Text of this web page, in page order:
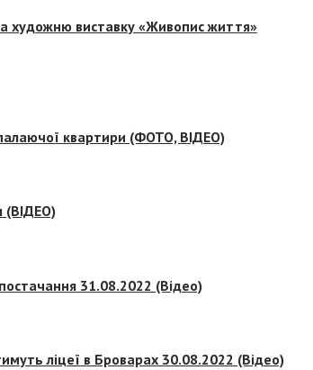
художню виставку «Живопис життя»
квартири (ФОТО, ВІДЕО)
(ВІДЕО)
31.08.2022 (Відео)
ліцеї в Броварах 30.08.2022 (Відео)